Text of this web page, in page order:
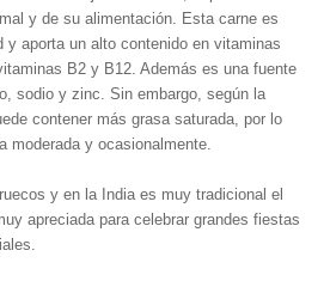
y de su alimentación. Esta carne es
y aporta un alto contenido en vitaminas
B2 y B12. Además es una fuente
sodio y zinc. Sin embargo, según la
contener más grasa saturada, por lo
moderada y ocasionalmente.
y en la India es muy tradicional el
apreciada para celebrar grandes fiestas